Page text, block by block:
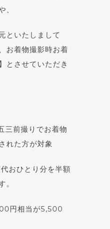
、
といたしまして
お着物撮影時お着
とさせていただき
三前撮りでお着物
れた方が対象
おひとり分を半額
。
円相当が5,500